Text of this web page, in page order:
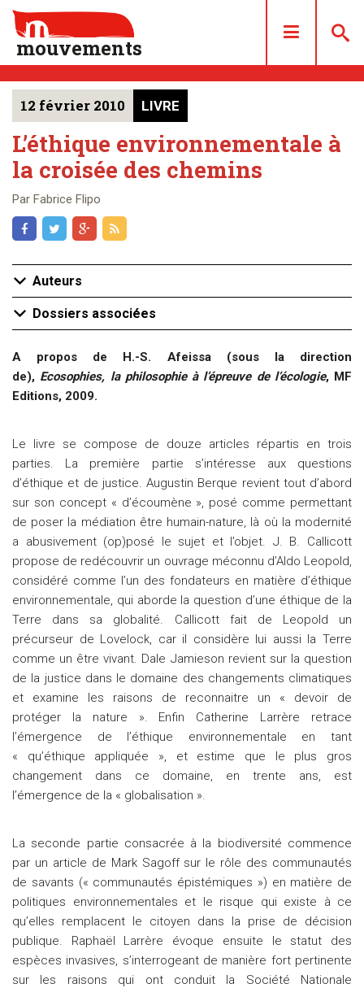
mouvements
DOSSIERS
ARTICLES
LES NUMÉROS
ACHAT/ABONNEMENT
CONTACT
12 février 2010 LIVRE
L’éthique environnementale à
la croisée des chemins
Par Fabrice Flipo
Auteurs
Dossiers associées
A propos de H.-S. Afeissa (sous la direction
de), Ecosophies, la philosophie à l’épreuve de l’écologie, MF
Editions, 2009.
Le livre se compose de douze articles répartis en trois
parties. La première partie s’intéresse aux questions
d’éthique et de justice. Augustin Berque revient tout d’abord
sur son concept « d’écoumène », posé comme permettant
de poser la médiation être humain-nature, là où la modernité
a abusivement (op)posé le sujet et l’objet. J. B. Callicott
propose de redécouvrir un ouvrage méconnu d’Aldo Leopold,
considéré comme l’un des fondateurs en matière d’éthique
environnementale, qui aborde la question d’une éthique de la
Terre dans sa globalité. Callicott fait de Leopold un
précurseur de Lovelock, car il considère lui aussi la Terre
comme un être vivant. Dale Jamieson revient sur la question
de la justice dans le domaine des changements climatiques
et examine les raisons de reconnaitre un « devoir de
protéger la nature ». Enfin Catherine Larrère retrace
l’émergence de l’éthique environnementale en tant
« qu’éthique appliquée », et estime que le plus gros
changement dans ce domaine, en trente ans, est
l’émergence de la « globalisation ».
La seconde partie consacrée à la biodiversité commence
par un article de Mark Sagoff sur le rôle des communautés
de savants (« communautés épistémiques ») en matière de
politiques environnementales et le risque qui existe à ce
qu’elles remplacent le citoyen dans la prise de décision
publique. Raphaël Larrère évoque ensuite le statut des
espèces invasives, s’interrogeant de manière fort pertinente
sur les raisons qui ont conduit la Société Nationale